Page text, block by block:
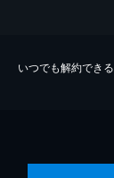
いつでも解約できる